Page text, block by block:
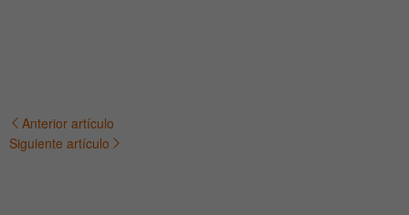
Navegación
Anterior artículo
Siguiente artículo